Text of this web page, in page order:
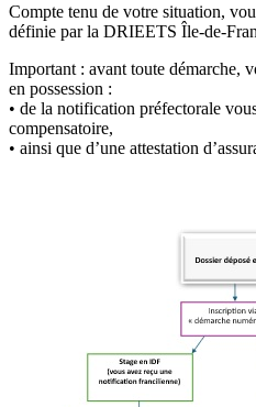
Compte tenu de votre situation,
définie par la DRIEETS Île-de-
Important : avant toute démarche,
en possession :
• de la notification préfectorale
compensatoire,
• ainsi que d’une attestation